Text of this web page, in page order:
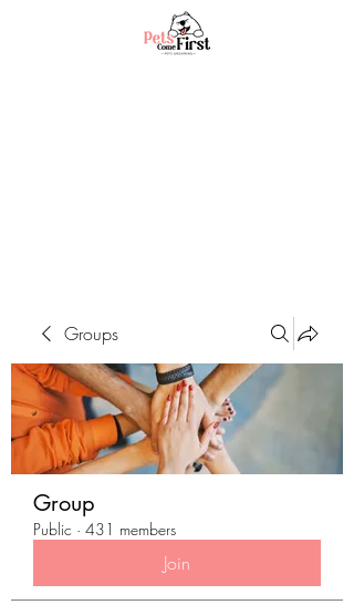
Groups
Group
Public · 431 members
Join